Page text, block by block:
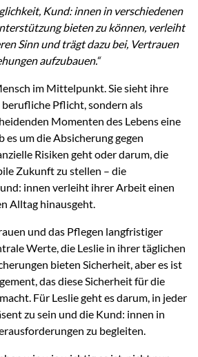
Kund: innen in verschiedenen
bieten zu können, verleiht
Sinn und trägt dazu bei, Vertrauen
aufzubauen.“
im Mittelpunkt. Sie sieht ihre
Pflicht, sondern als
Momenten des Lebens eine
es um die Absicherung gegen
Risiken geht oder darum, die
Zukunft zu stellen – die
innen verleiht ihrer Arbeit einen
Alltag hinausgeht.
und das Pflegen langfristiger
Werte, die Leslie in ihrer täglichen
bieten Sicherheit, aber es ist
das diese Sicherheit für die
Für Leslie geht es darum, in jeder
zu sein und die Kund: innen in
zu begleiten.